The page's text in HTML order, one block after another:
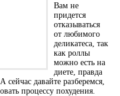
Вам не
придется
отказываться
от любимого
деликатеса, так
как роллы
можно есть на
диете, правда
А сейчас давайте разберемся,
процессу похудения.